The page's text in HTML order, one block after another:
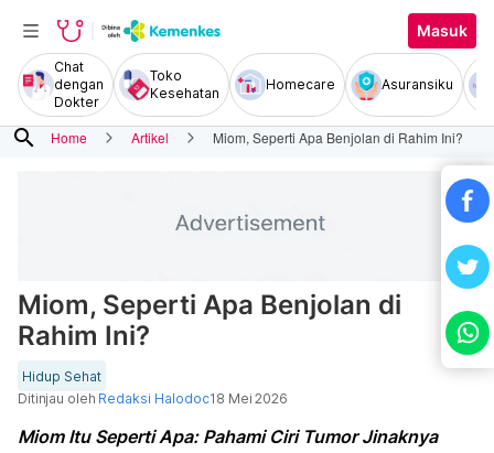
Masuk
Chat
dengan
Dokter
Toko
Kesehatan
Homecare Asuransiku
search Home Artikel Miom, Seperti Apa Benjolan di Rahim Ini?
Miom, Seperti Apa Benjolan di
Rahim Ini?
Hidup Sehat
Ditinjau oleh Redaksi Halodoc18 Mei 2026
Miom Itu Seperti Apa: Pahami Ciri Tumor Jinaknya